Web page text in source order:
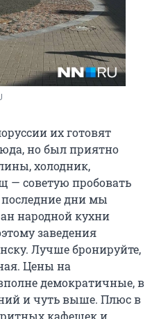
их готовят
но был приятно
холодник,
— советую пробовать
последние дни мы
народной кухни
заведения
Лучше бронируйте,
Цены на
демократичные, в
и чуть выше. Плюс в
кафешек и